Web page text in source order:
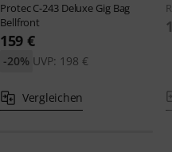
ProtecC-243 Deluxe Gig Bag
Bellfront
159 €
UVP: 198 €
-20%
Vergleichen